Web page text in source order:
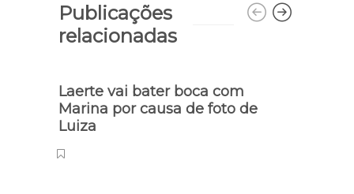
Publicações
relacionadas
Laerte vai bater boca com
Marina por causa de foto de
Luiza